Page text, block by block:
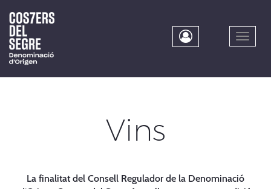
main
content
Toggle
Vins
La finalitat del Consell Regulador de la Denominació